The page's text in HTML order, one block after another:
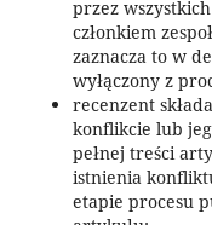
przez
członkiem
zaznacza to w
wyłączony z
recenzent
konflikcie lub
pełnej treści
istnienia
etapie procesu